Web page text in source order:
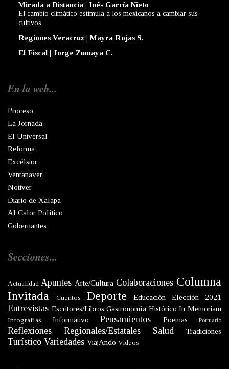
Mirada a Distancia | Inés García Nieto
El cambio climático estimula a los mexicanos a cambiar sus
cultivos
Regiones Veracruz | Mayra Rojas S.
El Fiscal | Jorge Zumaya C.
En la web...
Proceso
La Jornada
El Universal
Reforma
Excélsior
Ventanaver
Notiver
Diario de Xalapa
Al Calor Político
Gobernantes
Secciones...
Actualidad Apuntes Arte/Cultura Colaboraciones Columna
Invitada
Cuentos Deporte Educación Elección 2021
Entrevistas Escritores/Libros Gastronomía Histórico In Memoriam
Infografías Informativo Pensamientos Poemas Portuario
Reflexiones Regionales/Estatales Salud Tradiciones
Turístico Variedades ViajAndo Videos